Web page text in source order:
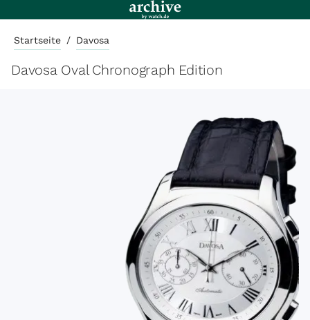
Startseite / Davosa
Davosa Oval Chronograph Edition